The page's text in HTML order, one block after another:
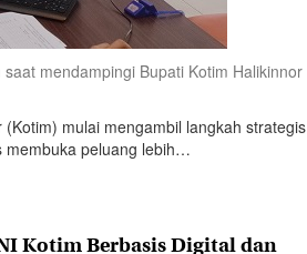
mendampingi Bupati Kotim Halikinnor
mulai mengambil langkah strategis
membuka peluang lebih…
Kotim Berbasis Digital dan